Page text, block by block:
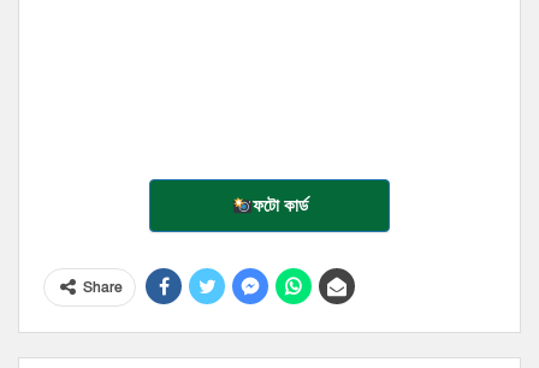
ফটো কার্ড
Share